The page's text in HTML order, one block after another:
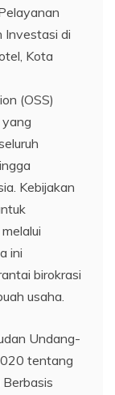
Investasi di
Kota
(OSS)
Kebijakan
ini
birokrasi
usaha.
Undang-
tentang